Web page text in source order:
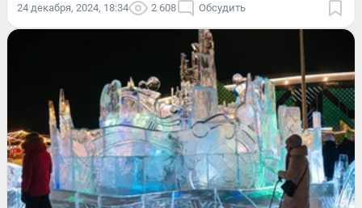
24 декабря, 2024, 18:34 2 608 Обсудить